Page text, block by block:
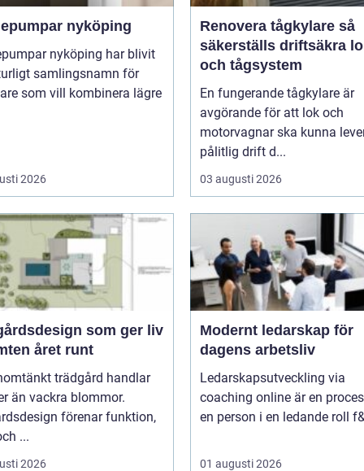
nyköping
nyköping har blivit
samlingsnamn för
som vill kombinera lägre
2026
Renovera tågkylare så
säkerställs driftsäkra
och tågsystem
En fungerande tågkylare är
avgörande för att lok och
motorvagnar ska kunna
pålitlig drift d...
03 augusti 2026
som ger liv
året runt
trädgård handlar
än vackra blommor.
förenar funktion,
...
2026
Modernt ledarskap för
dagens arbetsliv
Ledarskapsutveckling via
coaching online är en
en person i en ledande roll
01 augusti 2026